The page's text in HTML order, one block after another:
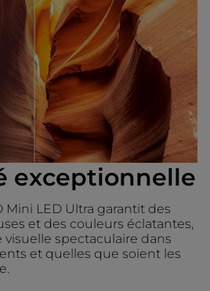
exceptionnelle
Mini LED Ultra garantit des
et des couleurs éclatantes,
spectaculaire dans
et quelles que soient les